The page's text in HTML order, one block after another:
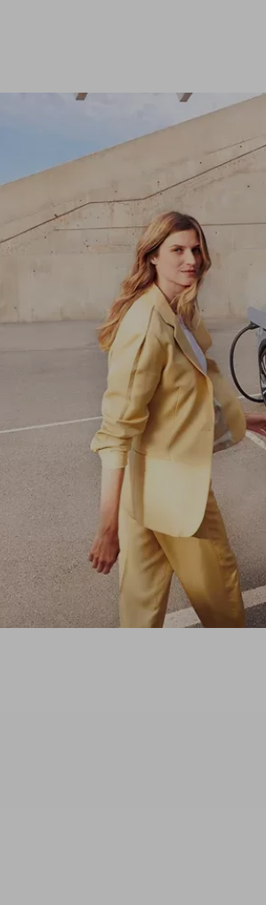
Mapa i kontakt
Konfigurator jazdy próbnej